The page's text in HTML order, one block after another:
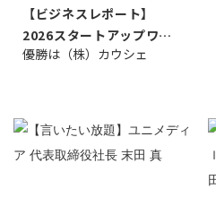
【ビジネスレポート】
2026スタートアップワー
ルドカップ東京
優勝は（株）カウシェ